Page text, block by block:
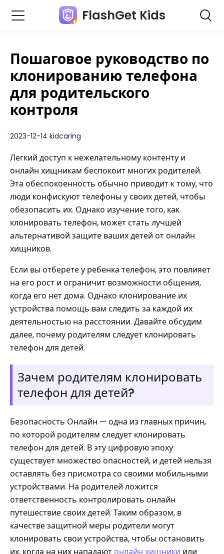
FlashGet Kids
Пошаговое руководство по
клонированию телефона
для родительского
контроля
2023-12-14 kidcaring
Легкий доступ к нежелательному контенту и
онлайн хищникам беспокоит многих родителей.
Эта обеспокоенность обычно приводит к тому, что
люди конфискуют телефоны у своих детей, чтобы
обезопасить их. Однако изучение того, как
клонировать телефон, может стать лучшей
альтернативой защите ваших детей от онлайн
хищников.
Если вы отберете у ребенка телефон, это повлияет
на его рост и ограничит возможности общения,
когда его нет дома. Однако клонирование их
устройства помощь вам следить за каждой их
деятельностью на расстоянии. Давайте обсудим
далее, почему родителям следует клонировать
телефон для детей.
Зачем родителям клонировать
телефон для детей?
Безопасность Онлайн — одна из главных причин,
по которой родителям следует клонировать
телефон для детей. В эту цифровую эпоху
существует множество опасностей, и детей нельзя
оставлять без присмотра со своими мобильными
устройствами. На родителей ложится
ответственность контролировать онлайн
путешествие своих детей. Таким образом, в
качестве защитной меры родители могут
клонировать свои устройства, чтобы остановить